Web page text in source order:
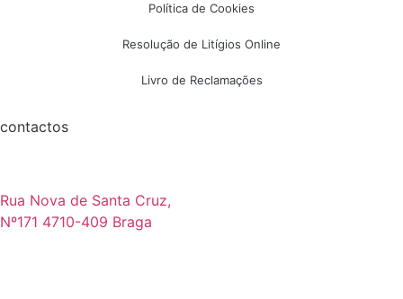
Política de Cookies
Resolução de Litígios Online
Livro de Reclamações
contactos
Rua Nova de Santa Cruz,
Nº171 4710-409 Braga